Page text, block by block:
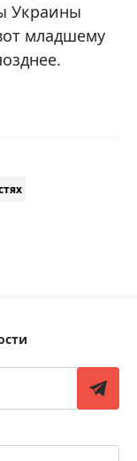
Украины
младшему